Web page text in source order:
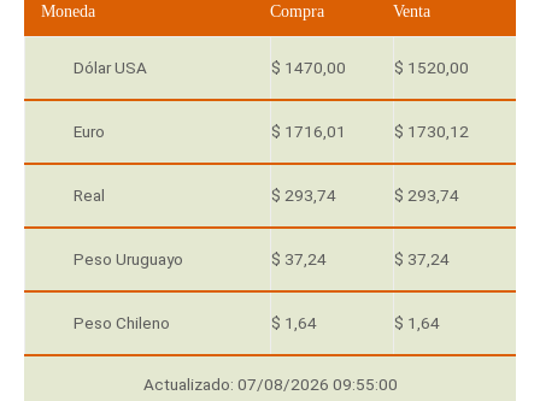
Moneda Compra Venta
Dólar USA $ 1470,00 $ 1520,00
Euro $ 1716,01 $ 1730,12
Real $ 293,74 $ 293,74
Peso Uruguayo $ 37,24 $ 37,24
Peso Chileno $ 1,64 $ 1,64
Actualizado: 07/08/2026 09:55:00